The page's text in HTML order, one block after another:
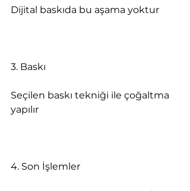
Dijital baskıda bu aşama yoktur
3. Baskı
Seçilen baskı tekniği ile çoğaltma
yapılır
4. Son İşlemler